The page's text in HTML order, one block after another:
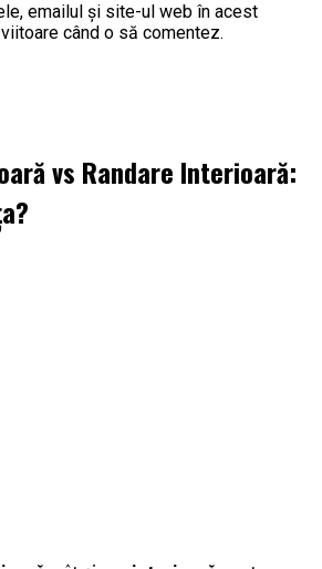
emailul și site-ul web în acest
când o să comentez.
vs Randare Interioară: